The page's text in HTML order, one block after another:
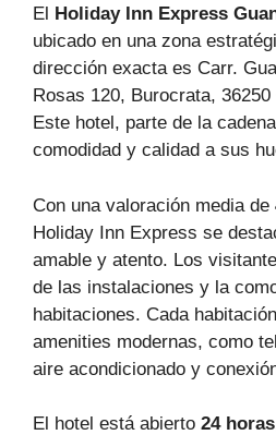
El Holiday Inn Express
ubicado en una zona
dirección exacta es Carr.
Rosas 120, Burocrata,
Este hotel, parte de la
comodidad y calidad a sus
Con una valoración media de
Holiday Inn Express se
amable y atento. Los
de las instalaciones y la
habitaciones. Cada
amenities modernas, como
aire acondicionado y
El hotel está abierto 24 horas